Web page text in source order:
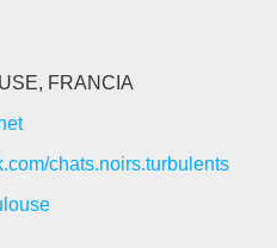
FRANCIA
chats.noirs.turbulents